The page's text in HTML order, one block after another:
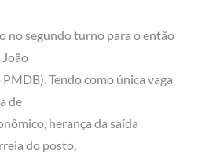
no segundo turno para o então
Tendo como única vaga
de
herança da saída
do posto,